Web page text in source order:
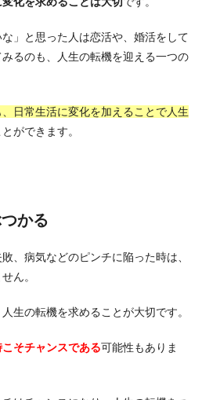
な」と思った人は恋活や、婚活をして
るのも、人生の転機を迎える一つの
日常生活に変化を加える ことで人生
とができます。
かる
、病気などのピンチに陥った時は、
ん。
生の転機を求めることが大切です。
そチャンスである可能性もありま